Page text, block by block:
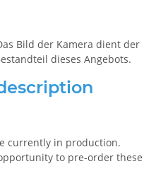
Bild der Kamera dient der
dieses Angebots.
currently in production.
to pre-order these